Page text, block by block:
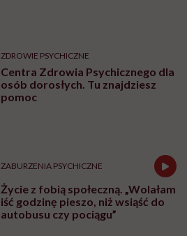
ZDROWIE PSYCHICZNE
Centra Zdrowia Psychicznego dla
osób dorosłych. Tu znajdziesz
pomoc
ZABURZENIA PSYCHICZNE
Życie z fobią społeczną. „Wolałam
iść godzinę pieszo, niż wsiąść do
autobusu czy pociągu”